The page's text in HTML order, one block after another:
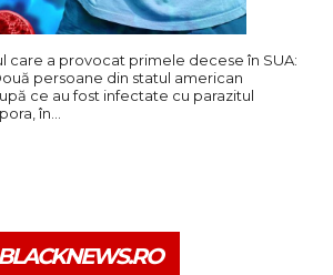
care a provocat primele decese în SUA:
persoane din statul american
ce au fost infectate cu parazitul
în…